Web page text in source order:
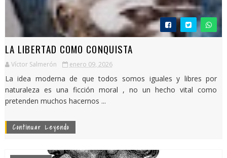
LA LIBERTAD COMO CONQUISTA
Víctor Salmerón enero 09, 2026
La idea moderna de que todos somos iguales y libres por
naturaleza es una ficción moral , no un hecho vital como
pretenden muchos hacernos ...
Continuar Leyendo